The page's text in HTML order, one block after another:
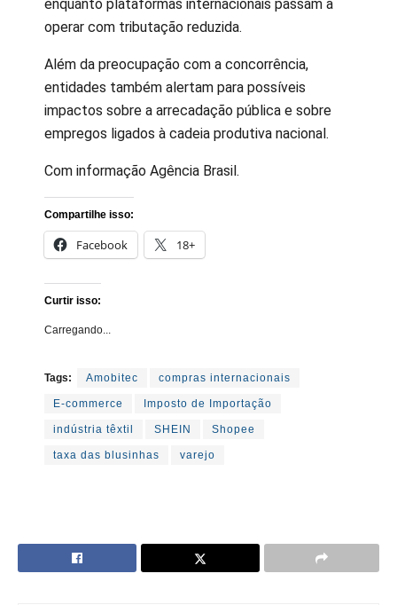
enquanto plataformas internacionais passam a
operar com tributação reduzida.
Além da preocupação com a concorrência,
entidades também alertam para possíveis
impactos sobre a arrecadação pública e sobre
empregos ligados à cadeia produtiva nacional.
Com informação Agência Brasil.
Compartilhe isso:
Facebook 18+
Curtir isso:
Carregando...
Tags: Amobitec compras internacionais
E-commerce Imposto de Importação
indústria têxtil SHEIN Shopee
taxa das blusinhas varejo